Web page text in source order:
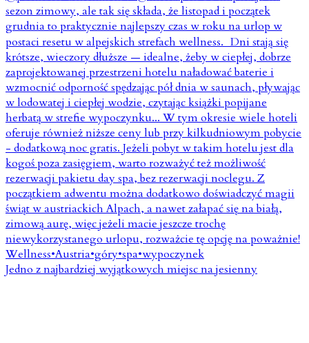
Jedno z najbardziej wyjątkowych miejsc na jesienny